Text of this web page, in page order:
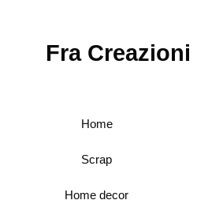
Fra Creazioni
Home
Scrap
Home decor